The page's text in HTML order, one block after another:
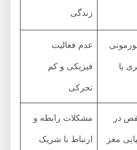
زندگی
عدم فعالیت
فیزیکی و کم
تحرکی
مشکلات رابطه و
ارتباط با شریک